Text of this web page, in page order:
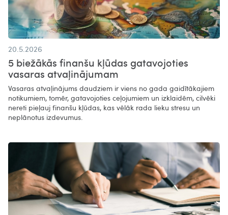
20.5.2026
5 biežākās finanšu kļūdas gatavojoties
vasaras atvaļinājumam
Vasaras atvaļinājums daudziem ir viens no gada gaidītākajiem
notikumiem, tomēr, gatavojoties ceļojumiem un izklaidēm, cilvēki
nereti pieļauj finanšu kļūdas, kas vēlāk rada lieku stresu un
neplānotus izdevumus.